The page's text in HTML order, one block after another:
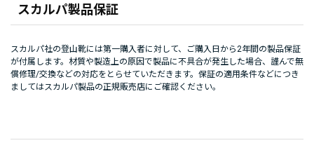
スカルパ製品保証
スカルパ社の登山靴には第一購入者に対して、ご購入日から2年間の製品保証
が付属します。材質や製造上の原因で製品に不具合が発生した場合、謹んで無
償修理/交換などの対応をとらせていただきます。保証の適用条件などにつき
ましてはスカルパ製品の正規販売店にご確認ください。